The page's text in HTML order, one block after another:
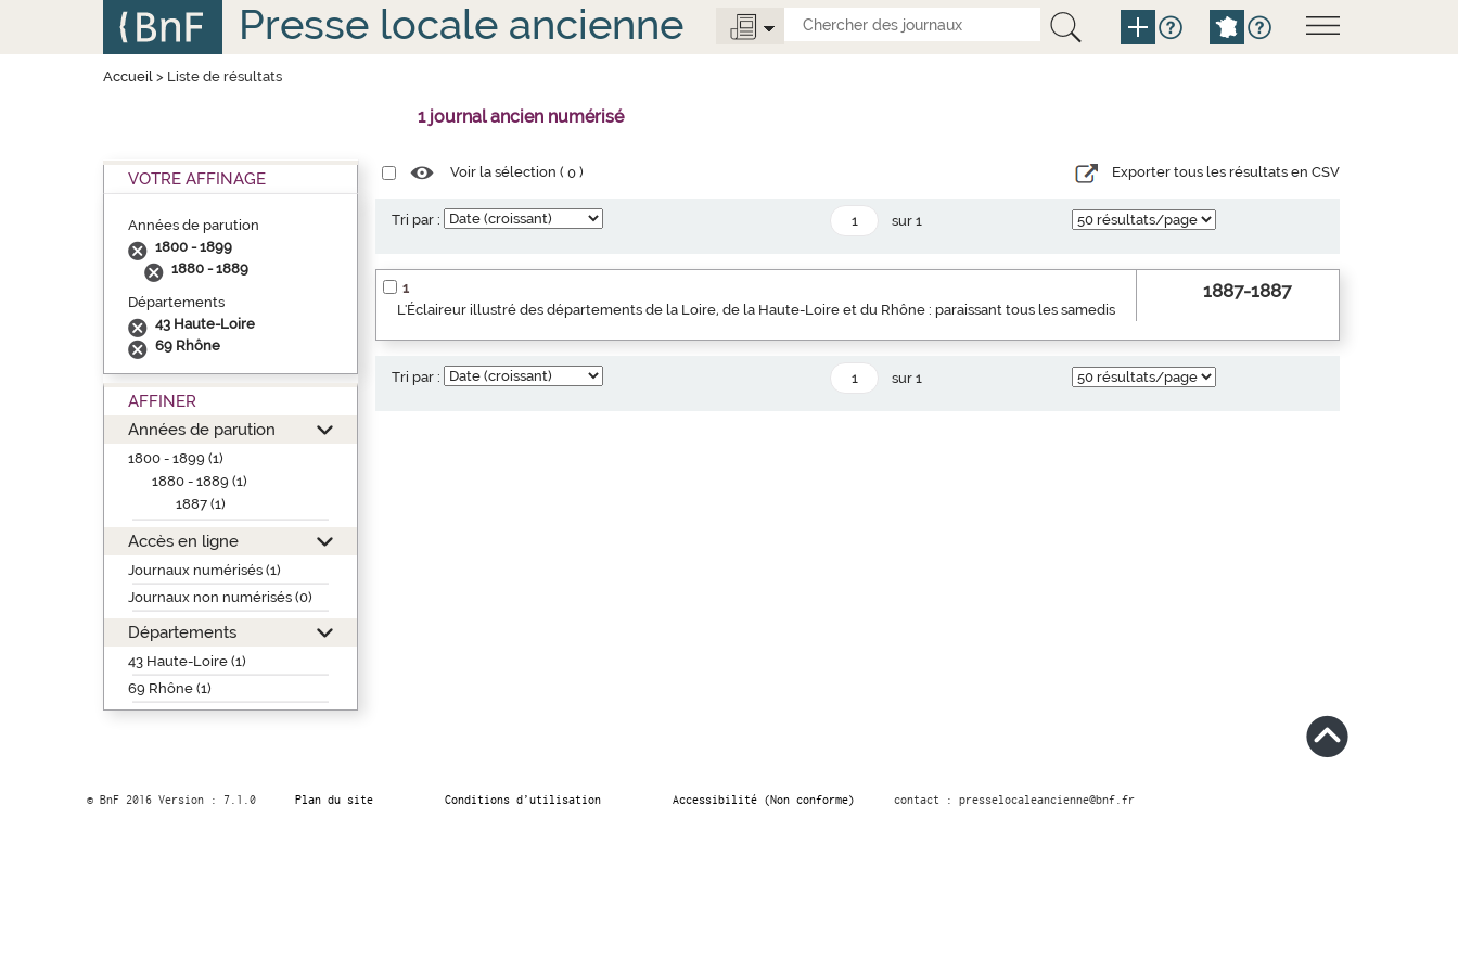
Presse locale ancienne
Accueil> Liste de résultats
1 journal ancien numérisé
VOTRE AFFINAGE
Années de parution
1800 - 1899
1880 - 1889
Départements
43 Haute-Loire
69 Rhône
AFFINER
Années de parution
1800 - 1899 (1)
1880 - 1889 (1)
1887 (1)
Accès en ligne
Journaux numérisés (1)
Journaux non numérisés (0)
Départements
43 Haute-Loire (1)
69 Rhône (1)
Voir la sélection (0 ) Exporter tous les résultats en CSV
Tri par : sur 1
1
L'Éclaireur illustré des départements de la Loire, de la Haute-Loire et du Rhône : paraissant tous les samedis
1887-1887
Tri par : sur 1
© BnF 2016 Version : 7.1.0 Plan du site Conditions d’utilisation Accessibilité (Non conforme) contact : presselocaleancienne@bnf.fr
Panneau de gestion des cookies